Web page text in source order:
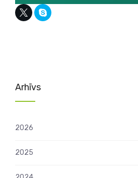
Arhīvs
2026
2025